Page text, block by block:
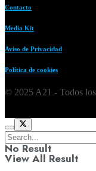
Contacto
Media Kit
Aviso de Privacidad
Política de cookies
© 2025 A21 - Todos los
No Result
View All Result